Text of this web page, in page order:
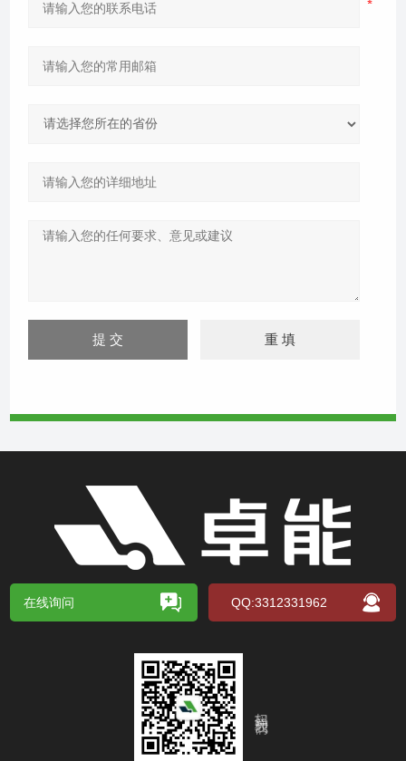
在线询问 QQ:3312331962